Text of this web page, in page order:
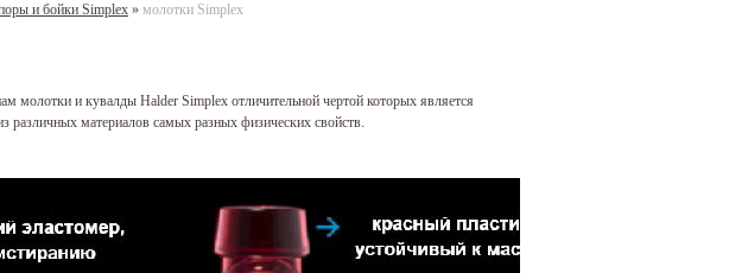
и бойки Simplex » молотки Simplex
молотки и кувалды Halder Simplex отличительной чертой которых является
различных материалов самых разных физических свойств.